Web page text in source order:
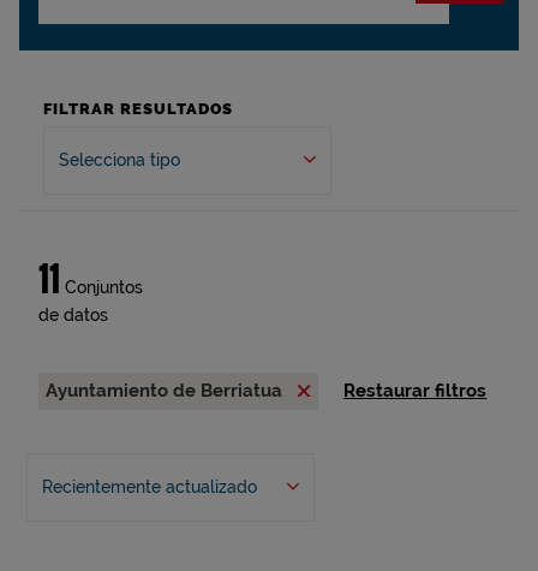
FILTRAR RESULTADOS
Selecciona tipo
11 Conjuntos
de datos
Ayuntamiento de Berriatua Restaurar filtros
Recientemente actualizado